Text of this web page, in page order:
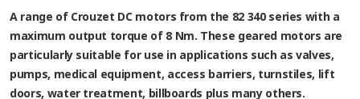
A range of Crouzet DC motors from the 82 340 series with a
maximum output torque of 8 Nm. These geared motors are
particularly suitable for use in applications such as valves,
pumps, medical equipment, access barriers, turnstiles, lift
doors, water treatment, billboards plus many others.